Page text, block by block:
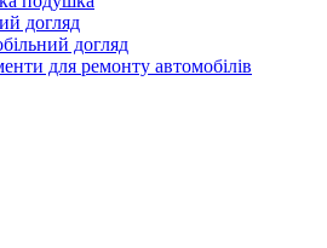
догляд
догляд
для ремонту автомобілів